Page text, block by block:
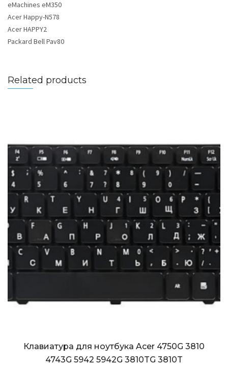
eMachines eM350
Acer Happy-N578
Acer HAPPY2
Packard Bell Pav80
Related products
Клавиатура для ноутбука Acer 4750G 3810
4743G 5942 5942G 3810TG 3810T